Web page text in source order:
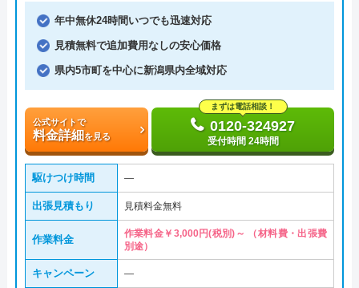
年中無休24時間いつでも迅速対応
見積無料で追加費用なしの安心価格
県内5市町を中心に新潟県内全域対応
公式サイトで
料金詳細を見る
まずは電話相談！
0120-324927
受付時間 24時間
駆けつけ時間 ―
出張見積もり 見積料金無料
作業料金
作業料金￥3,000円(税別)～ （材料費・出張費
別途）
キャンペーン ―